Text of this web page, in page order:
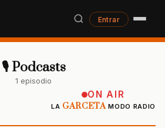
Entrar
🎙 Podcasts
1 episodio
ON AIR
LA GARCETAMODO RADIO